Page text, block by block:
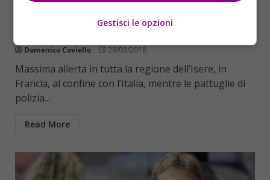
Francia, auto contro militari: panico in val
Domenico Coviello 29/03/2018
Massima allerta in tutta la regione dell’Isere, in
Francia, al confine con l’Italia, mentre le pattuglie di
polizia...
Read More
Gestisci le opzioni